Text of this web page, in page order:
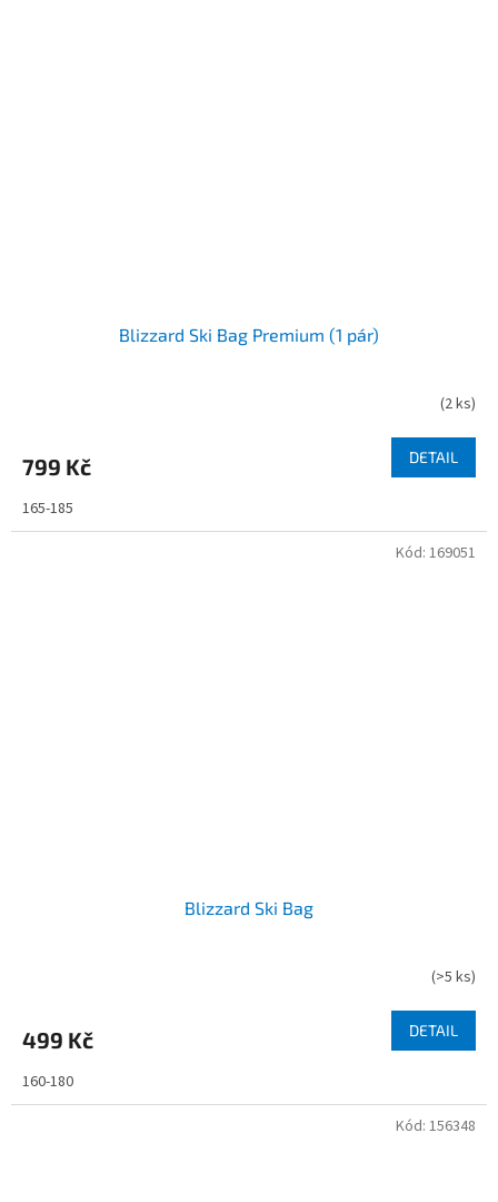
Blizzard Ski Bag Premium (1 pár)
(2 ks)
799 Kč DETAIL
165-185
Blizzard Ski Bag
(>5 ks)
499 Kč DETAIL
160-180
Kód: 169051
Kód: 156348